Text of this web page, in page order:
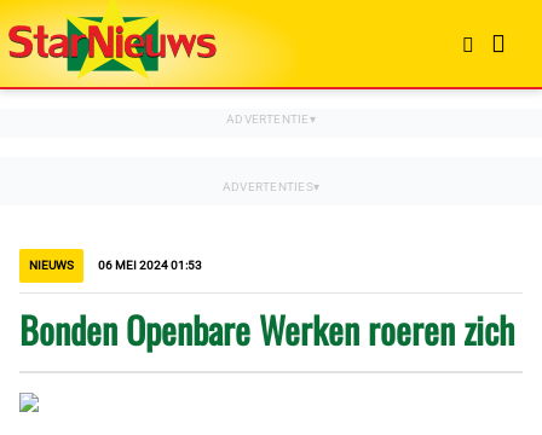
NIEUWS 06 MEI 2024 01:53
Bonden Openbare Werken roeren zich